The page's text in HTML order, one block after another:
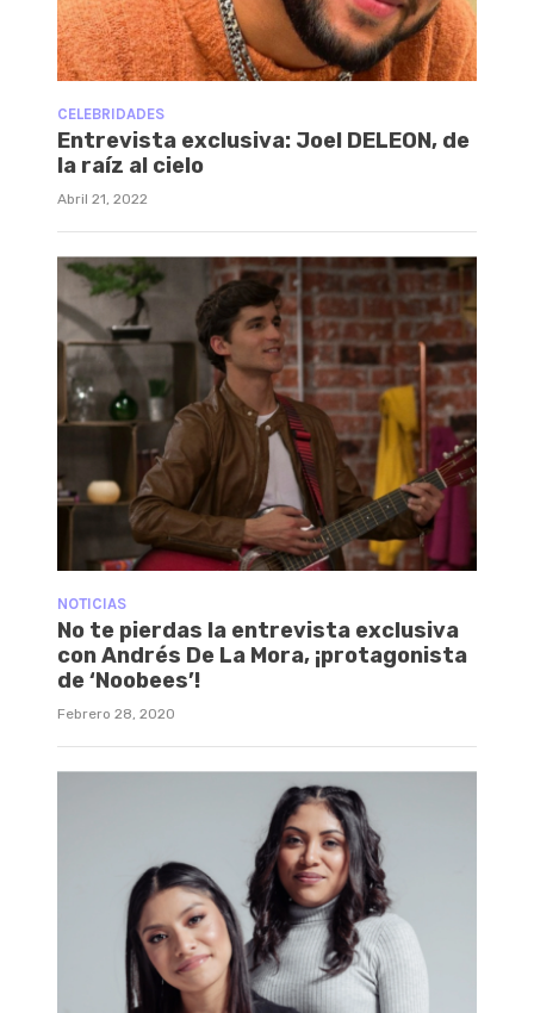
CELEBRIDADES
Entrevista exclusiva: Joel DELEON, de
la raíz al cielo
Abril 21, 2022
NOTICIAS
No te pierdas la entrevista exclusiva
con Andrés De La Mora, ¡protagonista
de ‘Noobees’!
Febrero 28, 2020